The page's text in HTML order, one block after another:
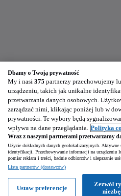
Dbamy o Twoją prywatność
My i nasi 375 partnerzy przechowujemy
urządzeniu, takich jak unikalne
przetwarzania danych osobowych.
zarządzać nimi, klikając poniżej lub w
prywatności. Te wybory będą
wpływu na dane przeglądania. Polityka
Wraz z naszymi partnerami przetwarzamy
Użycie dokładnych danych geolokalizacyjnych.
identyfikacji. Przechowywanie informacji na urządzeniu
pomiar reklam i treści, badnie odbiorców i ulepszanie
Lista partnerów (dostawców)
Zezwól
Ustaw preferencje